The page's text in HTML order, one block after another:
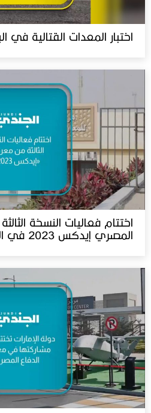
اختبار المعدات القتالية في
اختتام فعاليات النسخة
المصري إيدكس 2023 في القاهرة